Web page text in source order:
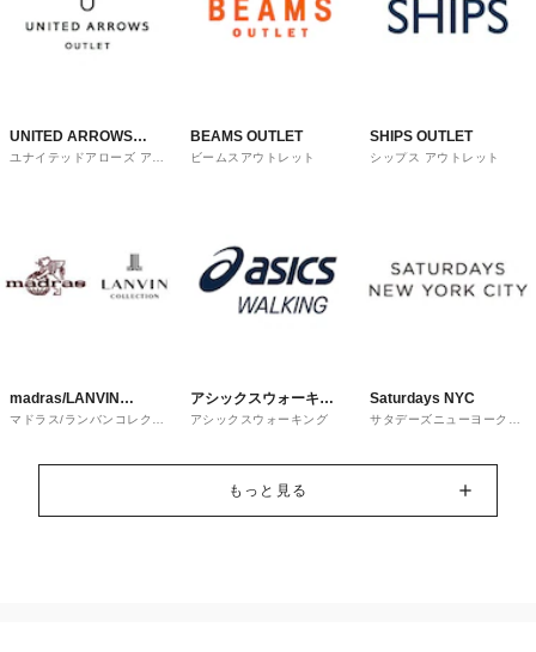
UNITED ARROWS
OUTLET
ユナイテッドアローズ アウ
BEAMS OUTLET
ビームスアウトレット
SHIPS OUTLET
シップス アウトレット
madras/LANVIN
COLLECTION
マドラス/ランバンコレクシ
アシックスウォーキン
グ
アシックスウォーキング
Saturdays NYC
サタデーズニューヨークシ
もっと見る